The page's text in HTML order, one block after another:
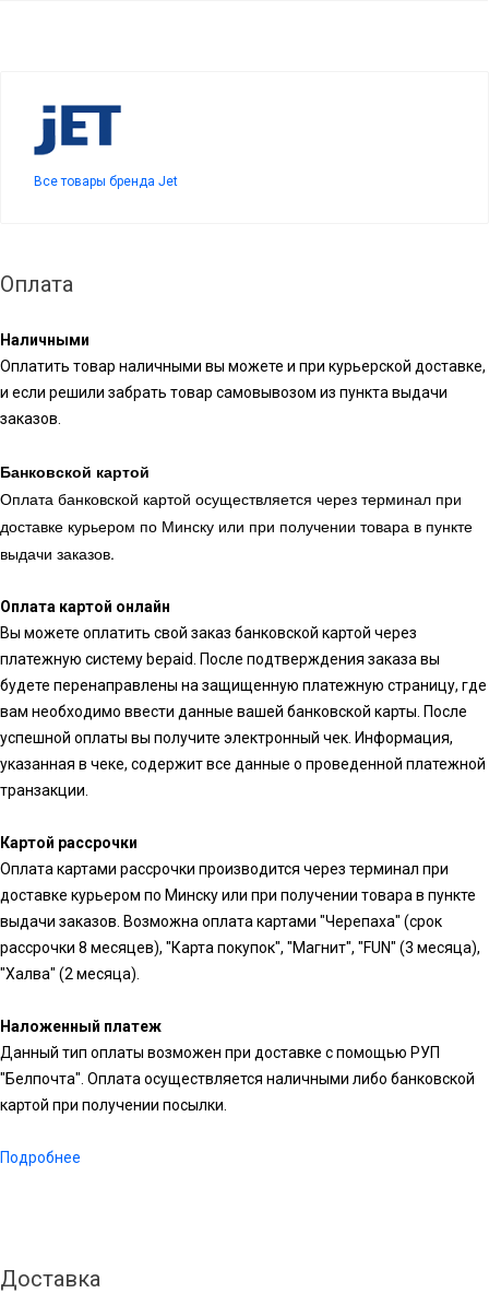
Все товары бренда Jet
Оплата
Наличными
Оплатить товар наличными вы можете и при курьерской доставке,
и если решили забрать товар самовывозом из пункта выдачи
заказов.
Банковской картой
Оплата банковской картой осуществляется через терминал при
доставке курьером по Минску или при получении товара в пункте
выдачи заказов.
Оплата картой онлайн
Вы можете оплатить свой заказ банковской картой через
платежную систему bepaid. После подтверждения заказа вы
будете перенаправлены на защищенную платежную страницу, где
вам необходимо ввести данные вашей банковской карты. После
успешной оплаты вы получите электронный чек. Информация,
указанная в чеке, содержит все данные о проведенной платежной
транзакции.
Картой рассрочки
Оплата картами рассрочки производится через терминал при
доставке курьером по Минску или при получении товара в пункте
выдачи заказов. Возможна оплата картами "Черепаха" (срок
рассрочки 8 месяцев), "Карта покупок", "Магнит", "FUN" (3 месяца),
"Халва" (2 месяца).
Наложенный платеж
Данный тип оплаты возможен при доставке с помощью РУП
"Белпочта". Оплата осуществляется наличными либо банковской
картой при получении посылки.
Подробнее
Доставка